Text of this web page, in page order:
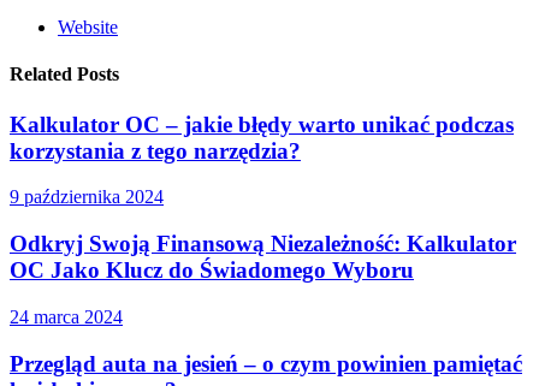
Website
Related Posts
Kalkulator OC – jakie błędy warto unikać podczas
korzystania z tego narzędzia?
9 października 2024
Odkryj Swoją Finansową Niezależność: Kalkulator
OC Jako Klucz do Świadomego Wyboru
24 marca 2024
Przegląd auta na jesień – o czym powinien pamiętać